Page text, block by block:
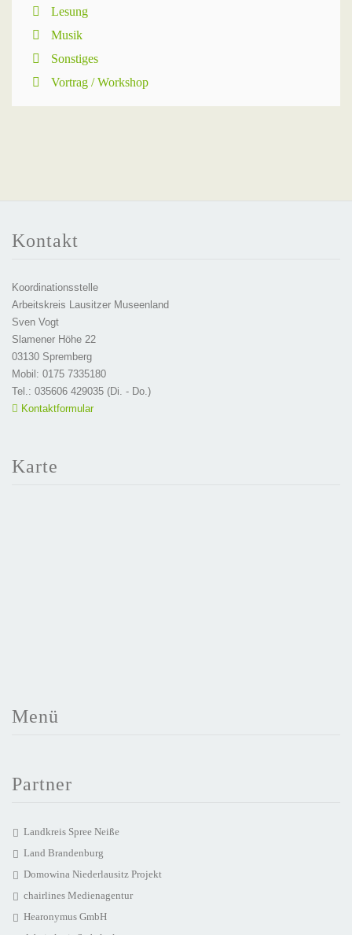
Lesung
Musik
Sonstiges
Vortrag / Workshop
Kontakt
Koordinationsstelle
Arbeitskreis Lausitzer Museenland
Sven Vogt
Slamener Höhe 22
03130 Spremberg
Mobil: 0175 7335180
Tel.: 035606 429035 (Di. - Do.)
Kontaktformular
Karte
Menü
Partner
Landkreis Spree Neiße
Land Brandenburg
Domowina Niederlausitz Projekt
chairlines Medienagentur
Hearonymus GmbH